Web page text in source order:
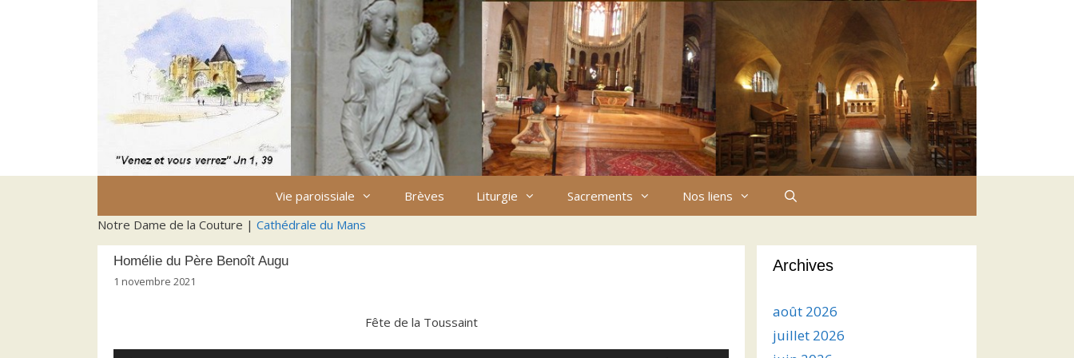
Vie paroissiale Brèves Liturgie Sacrements
Nos liens
Notre Dame de la Couture | Cathédrale du Mans
Homélie du Père Benoît Augu
1 novembre 2021
Fête de la Toussaint
Archives
août 2026
juillet 2026